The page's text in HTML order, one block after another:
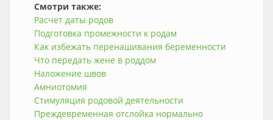
Смотри также:
Расчет даты родов
Подготовка промежности к родам
Как избежать перенашивания беременности
Что передать жене в роддом
Наложение швов
Амниотомия
Стимуляция родовой деятельности
Преждевременная отслойка нормально